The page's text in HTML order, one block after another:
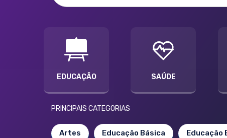
EDUCAÇÃO SAÚDE
PRINCIPAIS CATEGORIAS
Artes Educação Básica Educação